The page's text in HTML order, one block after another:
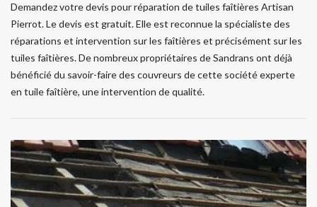
Demandez votre devis pour réparation de tuiles faîtières Artisan
Pierrot. Le devis est gratuit. Elle est reconnue la spécialiste des
réparations et intervention sur les faîtières et précisément sur les
tuiles faîtières. De nombreux propriétaires de Sandrans ont déjà
bénéficié du savoir-faire des couvreurs de cette société experte
en tuile faîtière, une intervention de qualité.